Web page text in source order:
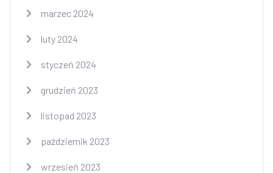
marzec 2024
luty 2024
styczeń 2024
grudzień 2023
listopad 2023
październik 2023
wrzesień 2023